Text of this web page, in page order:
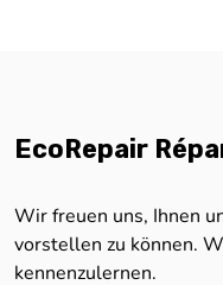
EcoRepair
Wir freuen uns, Ihnen
vorstellen zu können.
kennenzulernen.